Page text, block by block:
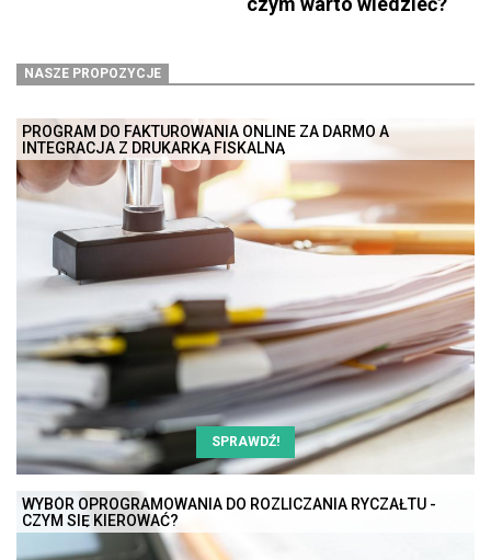
NASZE PROPOZYCJE
PROGRAM DO FAKTUROWANIA ONLINE ZA DARMO A
INTEGRACJA Z DRUKARKĄ FISKALNĄ
SPRAWDŹ!
WYBÓR OPROGRAMOWANIA DO ROZLICZANIA RYCZAŁTU -
CZYM SIĘ KIEROWAĆ?